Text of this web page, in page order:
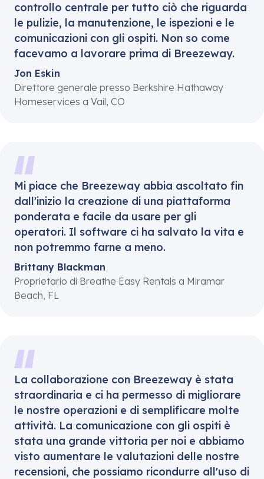
controllo centrale per tutto ciò che riguarda
le pulizie, la manutenzione, le ispezioni e le
comunicazioni con gli ospiti. Non so come
facevamo a lavorare prima di Breezeway.
Jon Eskin
Direttore generale presso Berkshire Hathaway
Homeservices a Vail, CO
Mi piace che Breezeway abbia ascoltato fin
dall'inizio la creazione di una piattaforma
ponderata e facile da usare per gli
operatori. Il software ci ha salvato la vita e
non potremmo farne a meno.
Brittany Blackman
Proprietario di Breathe Easy Rentals a Miramar
Beach, FL
La collaborazione con Breezeway è stata
straordinaria e ci ha permesso di migliorare
le nostre operazioni e di semplificare molte
attività. La comunicazione con gli ospiti è
stata una grande vittoria per noi e abbiamo
visto aumentare le valutazioni delle nostre
recensioni, che possiamo ricondurre all'uso di